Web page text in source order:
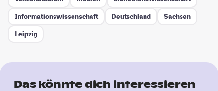
Informationswissenschaft
Deutschland
Sachsen
Leipzig
Das könnte dich interessieren